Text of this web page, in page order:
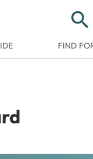
search
FIND